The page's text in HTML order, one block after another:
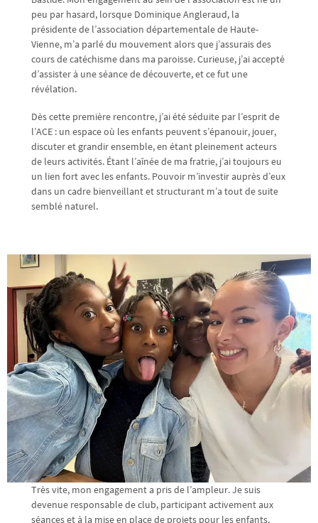
peu par hasard, lorsque Dominique Angleraud, la
présidente de l’association départementale de Haute-
Vienne, m’a parlé du mouvement alors que j’assurais des
cours de catéchisme dans ma paroisse. Curieuse, j’ai accepté
d’assister à une séance de découverte, et ce fut une
révélation.
Dès cette première rencontre, j’ai été séduite par l’esprit de
l’ACE : un espace où les enfants peuvent s’épanouir, jouer,
discuter et grandir ensemble, en étant pleinement acteurs
de leurs activités. Étant l’aînée de ma fratrie, j’ai toujours eu
un lien fort avec les enfants. Pouvoir m’investir auprès d’eux
dans un cadre bienveillant et structurant m’a tout de suite
semblé naturel.
Très vite, mon engagement a pris de l’ampleur. Je suis
devenue responsable de club, participant activement aux
séances et à la mise en place de projets pour les enfants.